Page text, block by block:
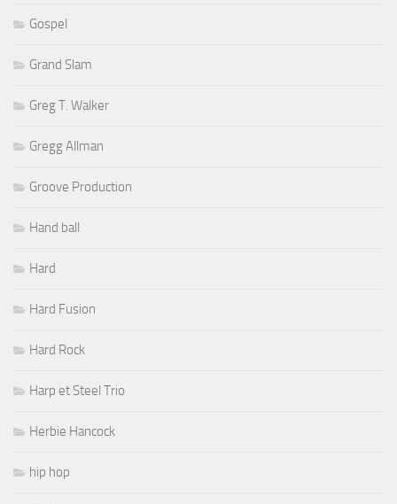
Gospel
Grand Slam
Greg T. Walker
Gregg Allman
Groove Production
Hand ball
Hard
Hard Fusion
Hard Rock
Harp et Steel Trio
Herbie Hancock
hip hop